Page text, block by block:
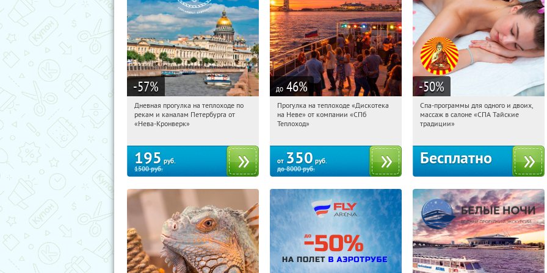
-57%
06:39:54 Купили:411
Садовая
Дневная прогулка на теплоходе по
рекам и каналам Петербурга от
«Нева-Кронверк»
195 руб.
1500руб.
до 46%
06:39:54 Купили:14
Горьковская
Прогулка на теплоходе «Дискотека
на Неве» от компании «СПб
Теплоход»
от 350 руб.
до8000руб.
-50%
06:39:54 Получили:1679
Маяковская
Спа-программы для одного и двоих,
массаж в салоне «СПА Тайские
традиции»
Бесплатно